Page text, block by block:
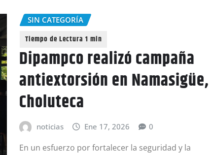
SIN CATEGORÍA
Dipampco realizó campaña
antiextorsión en Namasigüe,
Choluteca
noticias Ene 17, 2026 0
En un esfuerzo por fortalecer la seguridad y la